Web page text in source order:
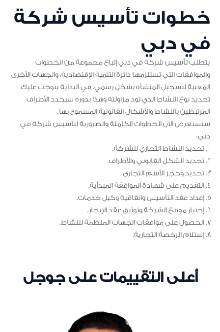
خطوات تأسيس شركة
في دبي
يتطلب تأسيس شركة في دبي إتباع مجموعة من الخطوات
والموافقات التي تستلزمها دائرة التنمية الإقتصادية، والجهات الأخرى
المعنية لتسجيل المنشأة بشكل رسمي. في البداية يتوجب عليك
تحديد نوع النشاط الذي تود مزاولته وهذا بدوره سيحدد الأطراف
المرتبطين بالنشاط والأشكال القانونية المسموح بها.
سنستعرض الآن الخطوات الكاملة والضرورية لتأسيس شركة في
دبي:
تحديد النشاط التجاري للشركة.
تحديد الشكل القانوني والأطراف.
تحديد وحجز الأسم التجاري.
التقديم على شهادة الموافقة المبدأية.
إعداد عقد التأسيس واتفاقية وكيل خدمات.
إختيار موقع الشركة وتوثيق عقد الإيجار.
الحصول على موافقات الجهات المنظمة للنشاط.
إستلام الرخصة التجارية.
أعلى التقييمات على جوجل